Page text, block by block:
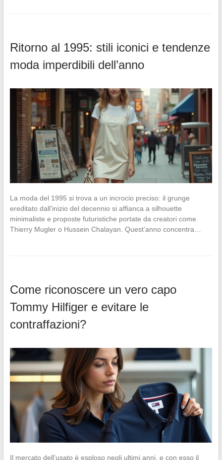
Ritorno al 1995: stili iconici e tendenze
moda imperdibili dell’anno
La moda del 1995 si trova a un incrocio preciso: il grunge
ereditato dall’inizio del decennio si affianca a silhouette
minimaliste e proposte futuristiche portate da creatori come
Thierry Mugler o Hussein Chalayan. Quest’anno concentra…
Come riconoscere un vero capo
Tommy Hilfiger e evitare le
contraffazioni?
Il mercato dell’usato è esploso negli ultimi anni, e con esso il